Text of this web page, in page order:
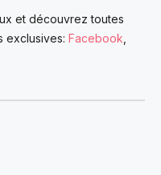
et découvrez toutes
exclusives: Facebook